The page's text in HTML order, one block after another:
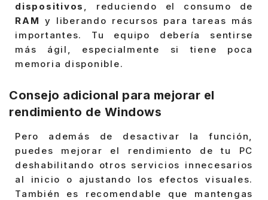
dispositivos , reduciendo el consumo de
RAM y liberando recursos para tareas más
importantes. Tu equipo debería sentirse
más ágil, especialmente si tiene poca
memoria disponible.
Consejo adicional para mejorar el
rendimiento de Windows
Pero además de desactivar la función,
puedes mejorar el rendimiento de tu PC
deshabilitando otros servicios innecesarios
al inicio o ajustando los efectos visuales.
También es recomendable que mantengas